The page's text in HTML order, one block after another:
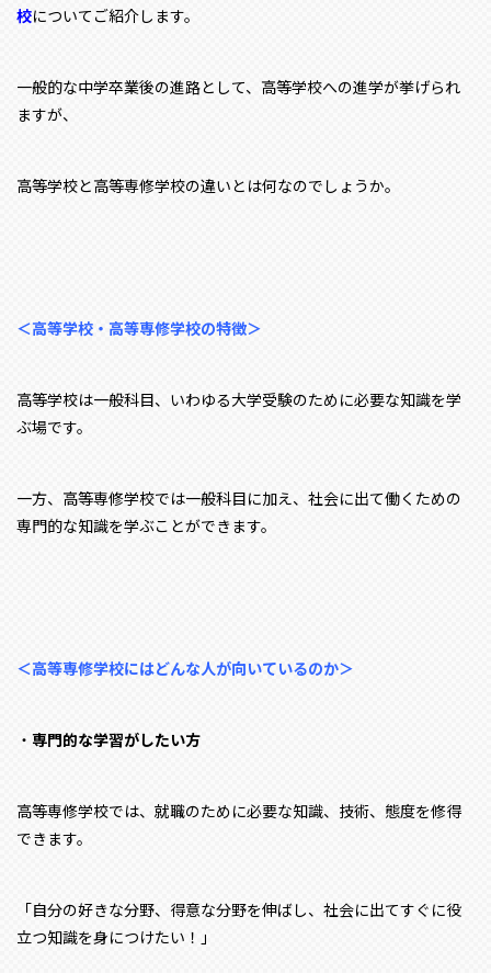
校についてご紹介します。
一般的な中学卒業後の進路として、高等学校への進学が挙げられ
ますが、
高等学校と高等専修学校の違いとは何なのでしょうか。
＜高等学校・高等専修学校の特徴＞
高等学校は一般科目、いわゆる大学受験のために必要な知識を学
ぶ場です。
一方、高等専修学校では一般科目に加え、社会に出て働くための
専門的な知識を学ぶことができます。
＜高等専修学校にはどんな人が向いているのか＞
・ 専門的な学習がしたい方
高等専修学校では、就職のために必要な知識、技術、態度を修得
できます。
「自分の好きな分野、得意な分野を伸ばし、社会に出てすぐに役
立つ知識を身につけたい！」